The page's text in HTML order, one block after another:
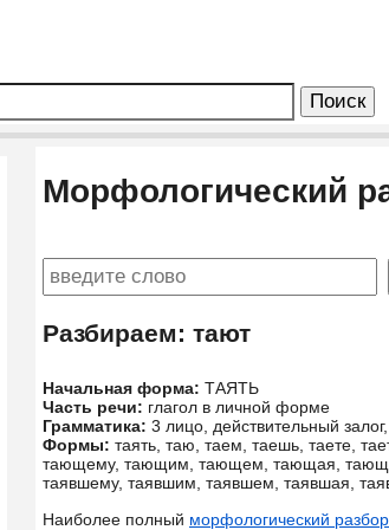
Морфологический
Разбираем: тают
Начальная форма: ТАЯТЬ
Часть речи: глагол в личной форме
Грамматика: 3 лицо, действительный
Формы: таять, таю, таем, таешь, таете,
тающему, тающим, тающем, тающая,
таявшему, таявшим, таявшем, таявшая,
Наиболее полный морфологический